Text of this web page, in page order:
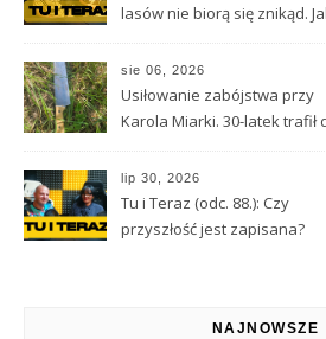
lasów nie biorą się znikąd.
sie 06, 2026
Usiłowanie zabójstwa przy
Karola Miarki. 30-latek trafił
lip 30, 2026
Tu i Teraz (odc. 88.): Czy
przyszłość jest zapisana?
NAJNOWSZE